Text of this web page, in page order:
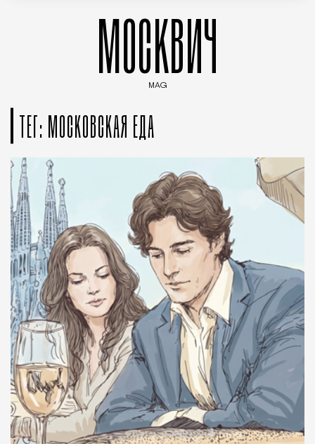
МОСКВИЧ
MAG
ТЕГ: МОСКОВСКАЯ ЕДА